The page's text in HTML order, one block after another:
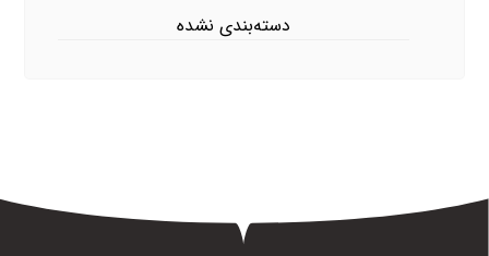
دسته‌بندی نشده